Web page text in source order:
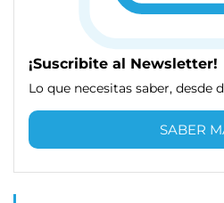
¡Suscribite al Newsletter!
Lo que necesitas saber, desde
SABER